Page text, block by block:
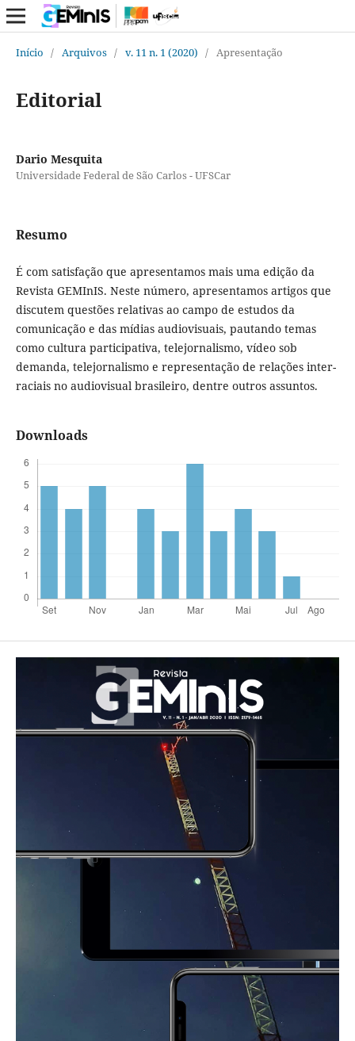
Início / Arquivos / v. 11 n. 1 (2020) / Apresentação
Editorial
Dario Mesquita
Universidade Federal de São Carlos - UFSCar
Resumo
É com satisfação que apresentamos mais uma edição da
Revista GEMInIS. Neste número, apresentamos artigos que
discutem questões relativas ao campo de estudos da
comunicação e das mídias audiovisuais, pautando temas
como cultura participativa, telejornalismo, vídeo sob
demanda, telejornalismo e representação de relações inter-
raciais no audiovisual brasileiro, dentre outros assuntos.
Downloads